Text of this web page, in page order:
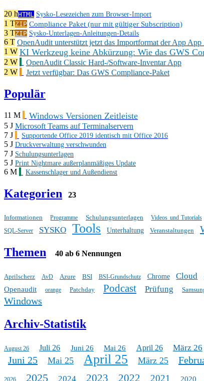
20 hHTML Sysko-Lesezeichen zum Browser-Import
1 TZIP Compliance Paket (nur mit gültiger Subscription)
3 TZIP Sysko-Unterlagen-Anleitungen-Details
6 T OpenAudit unterstützt jetzt das Importformat der App App
1 W KI Werkzeug keine Abkürzung: Wie das GWS
2 W
OpenAudit Classic Hard-/Software-Inventar App
2 W
Jetzt verfügbar: Das GWS Compliance-Paket
Populär
11 M Windows Versionen Zeitleiste
5 J Microsoft Teams auf Terminalservern
7 J
Supportende Office 2019 identisch mit Office 2016
5 J Druckverwaltung verschwunden
7 J Schulungsunterlagen
5 J Print Nightmare außerplanmäßiges Update
6 M Kassenschlager und Außendienst
Kategorien 23
Informationen Programme Schulungsunterlagen Videos und Tutorials
SQL-Server SYSKO Tools Unterhaltung Veranstaltungen
Themen 40 ab 6 Nennungen
Aprilscherz AvD Azure BSI BSI-Grundschutz Chrome Cloud
Openaudit
orange Patchday Podcast Prüfung
Windows
Archiv-Statistik
August 26 Juli 26 Juni 26 Mai 26 April 26 März 26
Juni 25 Mai 25 April 25 März 25
2026 2025 2024 2023 2022 2021 2020